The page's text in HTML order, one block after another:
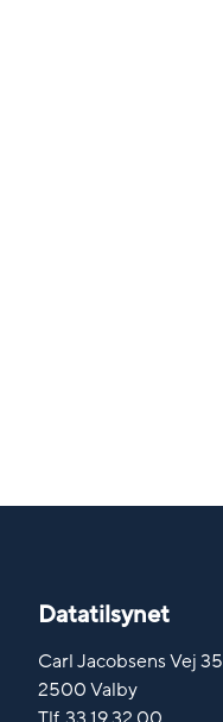
Datatilsynet
Carl Jacobsens Vej 35
2500 Valby